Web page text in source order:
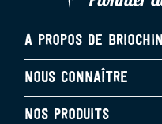
A PROPOS DE BRIOCHIN
NOUS CONNAÎTRE
NOS PRODUITS